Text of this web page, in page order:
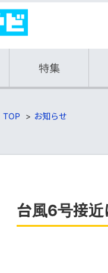
特集
TOP お知らせ
台風6号接